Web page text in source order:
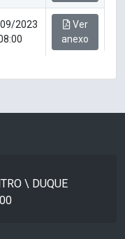
2023
Ver
anexo
\ DUQUE